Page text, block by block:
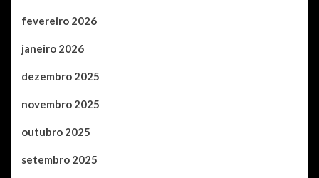
fevereiro 2026
janeiro 2026
dezembro 2025
novembro 2025
outubro 2025
setembro 2025